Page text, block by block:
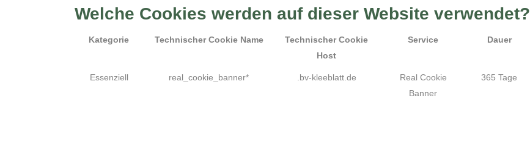
Welche Cookies werden auf dieser Website verwendet?
Kategorie Technischer Cookie Name
Technischer Cookie
Host
Service Dauer
Essenziell real_cookie_banner* .bv-kleeblatt.de
Real Cookie
Banner
365 Tage